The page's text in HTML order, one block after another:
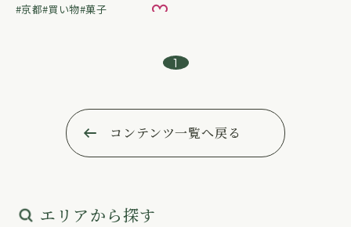
京都 買い物 菓子 お気に入り
1
コンテンツ一覧へ戻る
エリアから探す